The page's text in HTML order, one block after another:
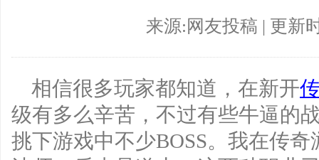
来源:网友投稿 | 更新
相信很多玩家都知道，在新开
级有多么辛苦，不过有些牛逼的
挑下游戏中不少BOSS。我在传